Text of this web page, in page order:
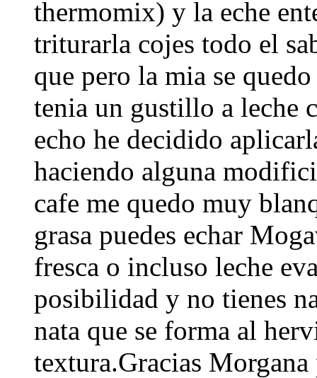
thermomix) y la eche
triturarla cojes todo el
que pero la mia se
tenia un gustillo a leche
echo he decidido
haciendo alguna
cafe me quedo muy
grasa puedes echar
fresca o incluso leche
posibilidad y no tienes
nata que se forma al
textura.Gracias